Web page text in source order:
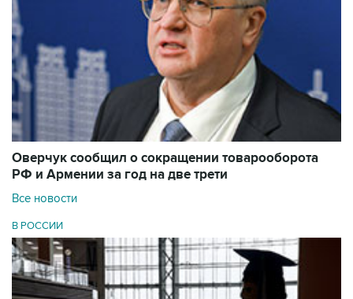
Оверчук сообщил о сокращении товарооборота
РФ и Армении за год на две трети
Все новости
В РОССИИ